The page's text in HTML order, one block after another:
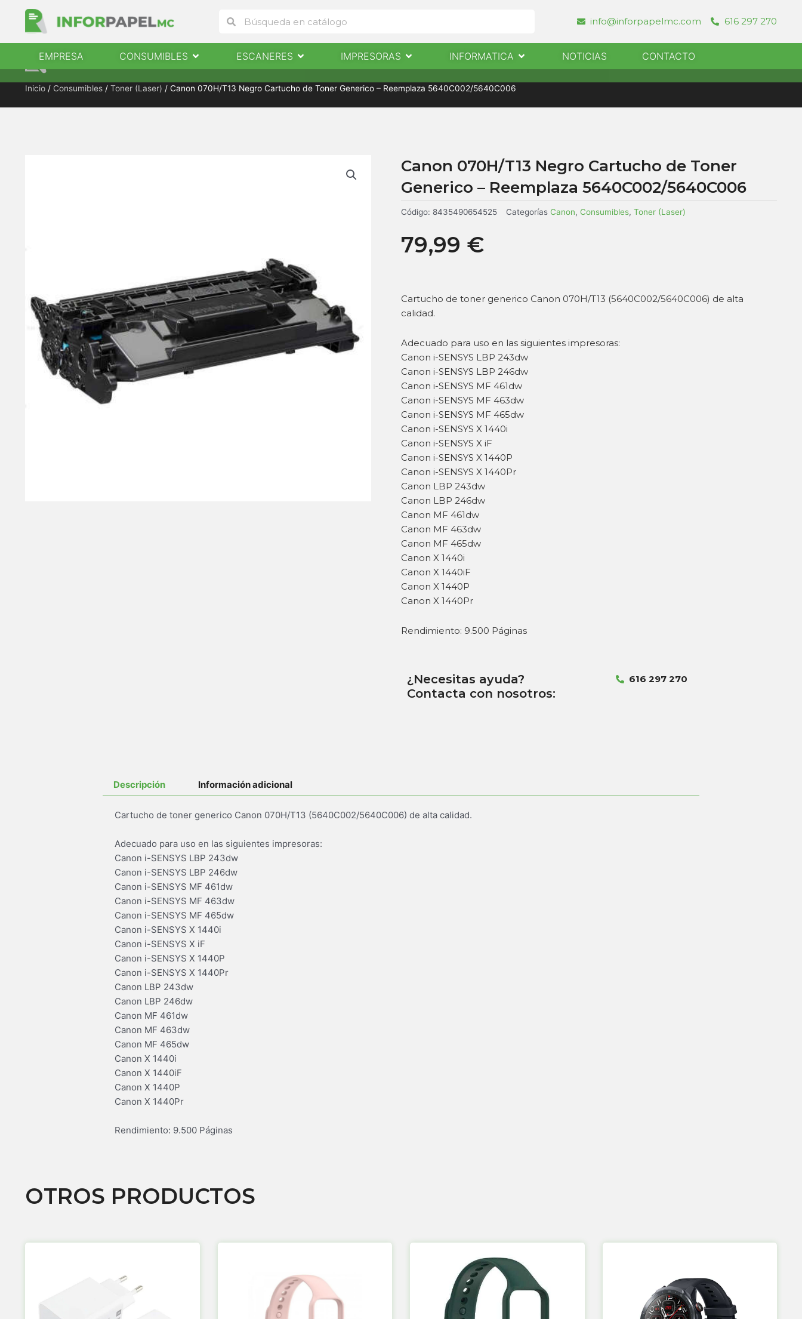
contenido
BuscarBuscar info@inforpapelmc.com 616 297 270
EMPRESA CONSUMIBLES ESCANERES IMPRESORAS INFORMÁTICA NOTICIAS CONTACTO
EMPRESA CONSUMIBLES Abrir Consumibles
ESCANERES Abrir EscaneresIMPRESORAS Abrir ImpresorasINFORMATICA Abrir InformaticaNOTICIAS CONTACTO
Inicio / Consumibles / Toner (Laser) / Canon 070H/T13 Negro Cartucho de Toner Generico – Reemplaza 5640C002/5640C006
Canon 070H/T13 Negro Cartucho de Toner
Generico – Reemplaza 5640C002/5640C006
Código: 8435490654525 Categorías Canon, Consumibles, Toner (Laser)
79,99 €
Cartucho de toner generico Canon 070H/T13 (5640C002/5640C006) de alta
calidad.
Adecuado para uso en las siguientes impresoras:
Canon i-SENSYS LBP 243dw
Canon i-SENSYS LBP 246dw
Canon i-SENSYS MF 461dw
Canon i-SENSYS MF 463dw
Canon i-SENSYS MF 465dw
Canon i-SENSYS X 1440i
Canon i-SENSYS X iF
Canon i-SENSYS X 1440P
Canon i-SENSYS X 1440Pr
Canon LBP 243dw
Canon LBP 246dw
Canon MF 461dw
Canon MF 463dw
Canon MF 465dw
Canon X 1440i
Canon X 1440iF
Canon X 1440P
Canon X 1440Pr
Rendimiento: 9.500 Páginas
¿Necesitas ayuda?
Contacta con nosotros:
616 297 270
Descripción Información adicional
Cartucho de toner generico Canon 070H/T13 (5640C002/5640C006) de alta calidad.
Adecuado para uso en las siguientes impresoras:
Canon i-SENSYS LBP 243dw
Canon i-SENSYS LBP 246dw
Canon i-SENSYS MF 461dw
Canon i-SENSYS MF 463dw
Canon i-SENSYS MF 465dw
Canon i-SENSYS X 1440i
Canon i-SENSYS X iF
Canon i-SENSYS X 1440P
Canon i-SENSYS X 1440Pr
Canon LBP 243dw
Canon LBP 246dw
Canon MF 461dw
Canon MF 463dw
Canon MF 465dw
Canon X 1440i
Canon X 1440iF
Canon X 1440P
Canon X 1440Pr
Rendimiento: 9.500 Páginas
OTROS PRODUCTOS